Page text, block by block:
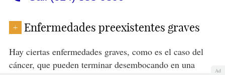
+ Enfermedades preexistentes graves
Hay ciertas enfermedades graves, como es el caso del
cáncer, que pueden terminar desembocando en una
Ad